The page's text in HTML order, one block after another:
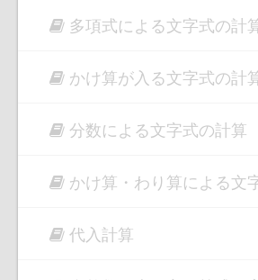
多項式による文字式の計
かけ算が入る文字式の計
分数による文字式の計算
かけ算・わり算による文
代入計算